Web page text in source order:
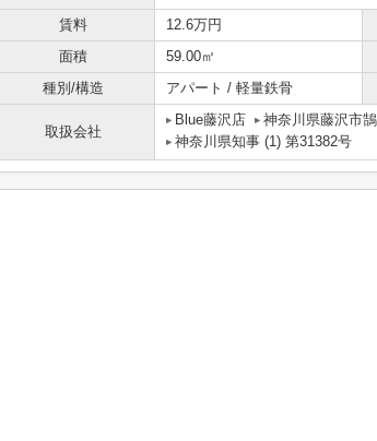
賃料 12.6万円
面積
59.00㎡
種別/構造
アパート / 軽量鉄骨
取扱会社
Blue藤沢店 神奈川県藤沢市
神奈川県知事 (1) 第31382号